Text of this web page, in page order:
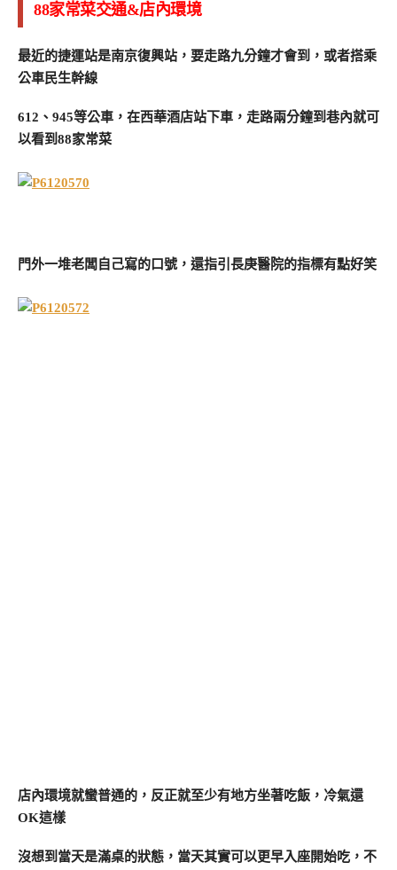
88家常菜交通&店內環境
最近的捷運站是南京復興站，要走路九分鐘才會到，或者搭乘
公車民生幹線
612、945等公車，在西華酒店站下車，走路兩分鐘到巷內就可
以看到88家常菜
門外一堆老闆自己寫的口號，還指引長庚醫院的指標有點好笑
店內環境就蠻普通的，反正就至少有地方坐著吃飯，冷氣還
OK這樣
沒想到當天是滿桌的狀態，當天其實可以更早入座開始吃，不